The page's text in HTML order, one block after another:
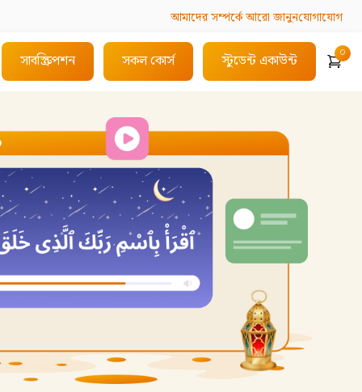
আমাদের সম্পর্কেআরো জানুনযোগাযোগ
সাবস্ক্রিপশন সকল কোর্স স্টুডেন্ট একাউন্ট Cart
০